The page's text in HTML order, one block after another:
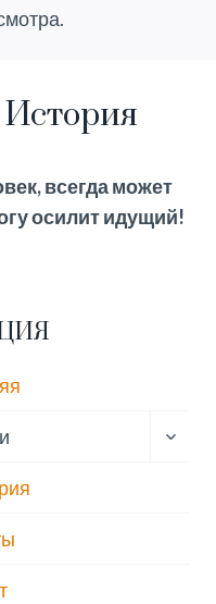
всегда может
осилит идущий!